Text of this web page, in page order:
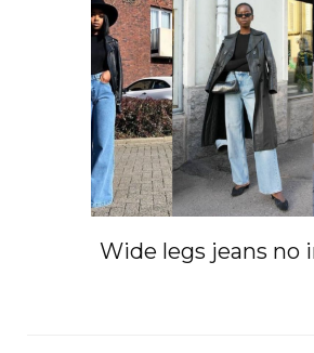
Wide legs jeans no